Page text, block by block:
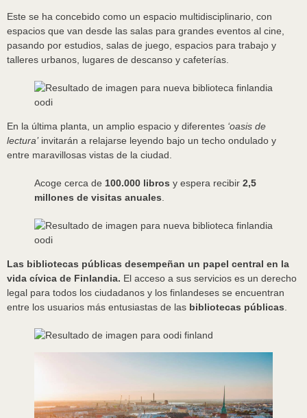
Este se ha concebido como un espacio multidisciplinario, con
espacios que van desde las salas para grandes eventos al cine,
pasando por estudios, salas de juego, espacios para trabajo y
talleres urbanos, lugares de descanso y cafeterías.
En la última planta, un amplio espacio y diferentes ‘oasis de
lectura’ invitarán a relajarse leyendo bajo un techo ondulado y
entre maravillosas vistas de la ciudad.
Acoge cerca de 100.000 libros y espera recibir 2,5
millones de visitas anuales
Las bibliotecas públicas desempeñan un papel central en la
vida cívica de Finlandia. El acceso a sus servicios es un derecho
legal para todos los ciudadanos y los finlandeses se encuentran
entre los usuarios más entusiastas de las bibliotecas públicas